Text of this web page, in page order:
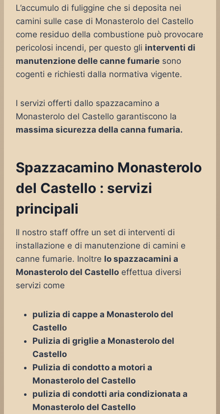
L’accumulo di fuliggine che si deposita nei
camini sulle case di Monasterolo del Castello
come residuo della combustione può provocare
pericolosi incendi, per questo gli interventi di
manutenzione delle canne fumarie sono
cogenti e richiesti dalla normativa vigente.
I servizi offerti dallo spazzacamino a
Monasterolo del Castello garantiscono la
massima sicurezza della canna fumaria.
Spazzacamino Monasterolo
del Castello : servizi
principali
Il nostro staff offre un set di interventi di
installazione e di manutenzione di camini e
canne fumarie. Inoltre lo spazzacamini a
Monasterolo del Castello effettua diversi
servizi come
pulizia di cappe a Monasterolo del
Castello
Pulizia di griglie a Monasterolo del
Castello
Pulizia di condotto a motori a
Monasterolo del Castello
pulizia di condotti aria condizionata a
Monasterolo del Castello